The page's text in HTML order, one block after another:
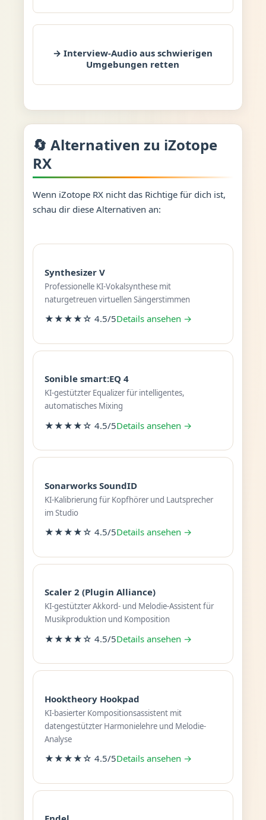
→ Interview-Audio aus schwierigen
Umgebungen retten
🔄 Alternativen zu iZotope
RX
Wenn iZotope RX nicht das Richtige für dich ist,
schau dir diese Alternativen an:
Synthesizer V
Professionelle KI-Vokalsynthese mit
naturgetreuen virtuellen Sängerstimmen
★★★★☆ 4.5/5Details ansehen →
Sonible smart:EQ 4
KI-gestützter Equalizer für intelligentes,
automatisches Mixing
★★★★☆ 4.5/5Details ansehen →
Sonarworks SoundID
KI-Kalibrierung für Kopfhörer und Lautsprecher
im Studio
★★★★☆ 4.5/5Details ansehen →
Scaler 2 (Plugin Alliance)
KI-gestützter Akkord- und Melodie-Assistent für
Musikproduktion und Komposition
★★★★☆ 4.5/5Details ansehen →
Hooktheory Hookpad
KI-basierter Kompositionsassistent mit
datengestützter Harmonielehre und Melodie-
Analyse
★★★★☆ 4.5/5Details ansehen →